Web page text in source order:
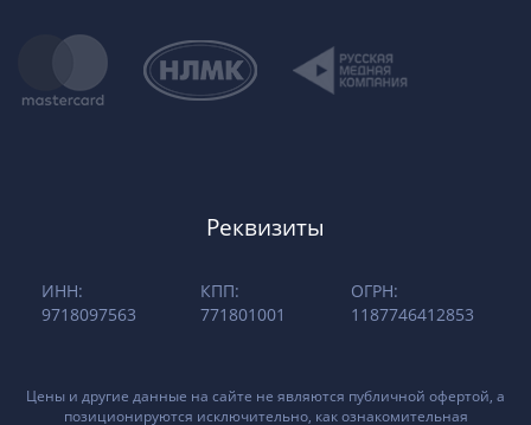
Реквизиты
ИНН:
9718097563
КПП:
771801001
ОГРН:
1187746412853
Цены и другие данные на сайте не являются публичной офертой, а
позиционируются исключительно, как ознакомительная